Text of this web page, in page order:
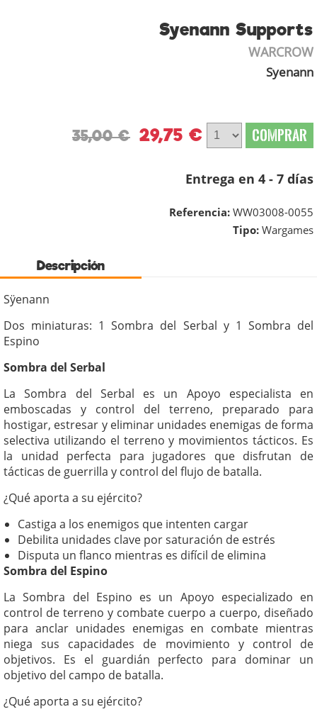
Syenann Supports
WARCROW
Syenann
35,00 € 29,75 € COMPRAR
Entrega en 4 - 7 días
Referencia: WW03008-0055
Tipo: Wargames
Descripción
Sÿenann
Dos miniaturas: 1 Sombra del Serbal y 1 Sombra del
Espino
Sombra del Serbal
La Sombra del Serbal es un Apoyo especialista en
emboscadas y control del terreno, preparado para
hostigar, estresar y eliminar unidades enemigas de forma
selectiva utilizando el terreno y movimientos tácticos. Es
la unidad perfecta para jugadores que disfrutan de
tácticas de guerrilla y control del flujo de batalla.
¿Qué aporta a su ejército?
Castiga a los enemigos que intenten cargar
Debilita unidades clave por saturación de estrés
Disputa un flanco mientras es difícil de elimina
Sombra del Espino
La Sombra del Espino es un Apoyo especializado en
control de terreno y combate cuerpo a cuerpo, diseñado
para anclar unidades enemigas en combate mientras
niega sus capacidades de movimiento y control de
objetivos. Es el guardián perfecto para dominar un
objetivo del campo de batalla.
¿Qué aporta a su ejército?